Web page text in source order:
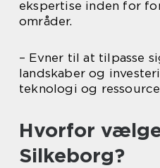
ekspertise inden for
områder.
– Evner til at tilpasse
landskaber og
teknologi og
Hvorfor
Silkeborg?